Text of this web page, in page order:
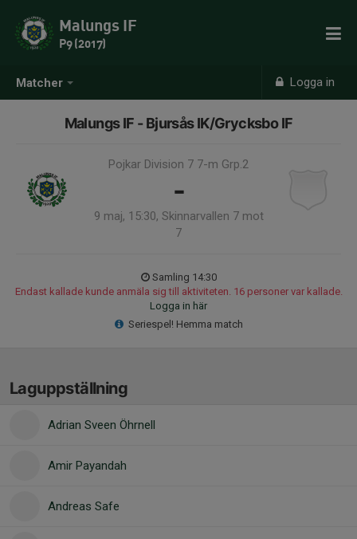
Matcher Logga in
Malungs IF
P9 (2017)
Malungs IF - Bjursås IK/Grycksbo IF
Pojkar Division 7 7-m Grp.2
-
9 maj, 15:30, Skinnarvallen 7 mot
7
Samling 14:30
Endast kallade kunde anmäla sig till aktiviteten. 16 personer var kallade.
Logga in här
Seriespel! Hemma match
Laguppställning
Adrian Sveen Öhrnell
Amir Payandah
Andreas Safe